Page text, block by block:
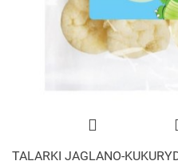
TALARKI JAGLANO-